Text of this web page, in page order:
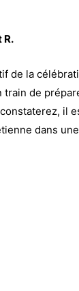
R.
de la
train de
il
dans